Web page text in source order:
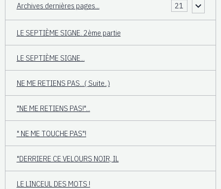
Archives dernières pages... 21
LE SEPTIÈME SIGNE. 2ème partie
LE SEPTIÈME SIGNE...
NE ME RETIENS PAS...( Suite..)
"NE ME RETIENS PAS!"...
" NE ME TOUCHE PAS"!
"DERRIERE CE VELOURS NOIR, IL
LE LINCEUL DES MOTS !